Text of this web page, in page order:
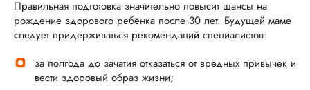
Правильная подготовка значительно повысит шансы на
рождение здорового ребёнка после 30 лет. Будущей маме
следует придерживаться рекомендаций специалистов:
за полгода до зачатия отказаться от вредных привычек и
вести здоровый образ жизни;